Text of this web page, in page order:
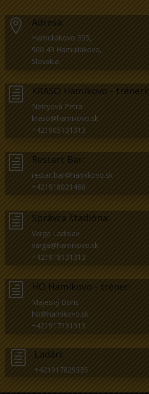
 Adresa:
Hamuliakovo 555,
900 43 Hamuliakovo,
Slovakia
h KRASO Hamikovo -
Netryová Petra
kraso@hamikovo.sk
+421905131313
h Restart Bar:
restartbar@hamikovo.sk
+421918021486
h Správca štadióna:
Varga Ladislav
varga@hamikovo.sk
+421918131313
h HO Hamikovo - tréner:
Majeský Boris
ho@hamikovo.sk
+421917131313
h Ladári:
+421917829335